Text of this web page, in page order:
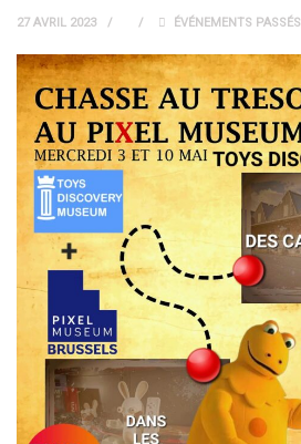
27 AVRIL 2023 ÉVÉNEMENTS PASSÉS